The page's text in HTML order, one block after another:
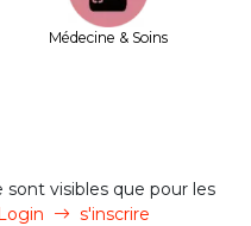
Médecine & Soins
visibles que pour les
s'inscrire